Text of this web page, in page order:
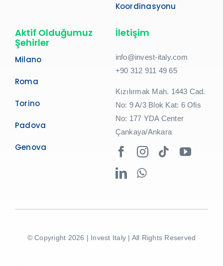
Koordinasyonu
Aktif Olduğumuz
Şehirler
Milano
Roma
Torino
Padova
Genova
İletişim
info@invest-italy.com
+90 312 911 49 65
Kızılırmak Mah. 1443 Cad.
No: 9 A/3 Blok Kat: 6 Ofis
No: 177 YDA Center
Çankaya/Ankara
© Copyright 2026 | Invest Italy | All Rights Reserved